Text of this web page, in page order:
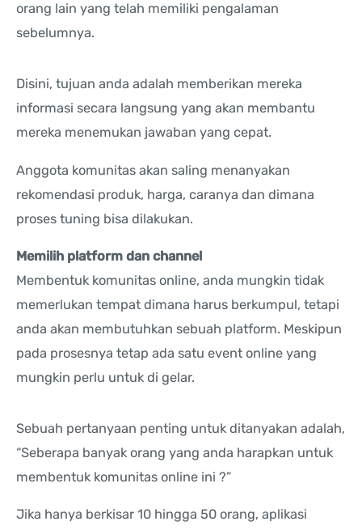
orang lain yang telah memiliki pengalaman
sebelumnya.
Disini, tujuan anda adalah memberikan mereka
informasi secara langsung yang akan membantu
mereka menemukan jawaban yang cepat.
Anggota komunitas akan saling menanyakan
rekomendasi produk, harga, caranya dan dimana
proses tuning bisa dilakukan.
Memilih platform dan channel
Membentuk komunitas online, anda mungkin tidak
memerlukan tempat dimana harus berkumpul, tetapi
anda akan membutuhkan sebuah platform. Meskipun
pada prosesnya tetap ada satu event online yang
mungkin perlu untuk di gelar.
Sebuah pertanyaan penting untuk ditanyakan adalah,
“Seberapa banyak orang yang anda harapkan untuk
membentuk komunitas online ini ?”
Jika hanya berkisar 10 hingga 50 orang, aplikasi